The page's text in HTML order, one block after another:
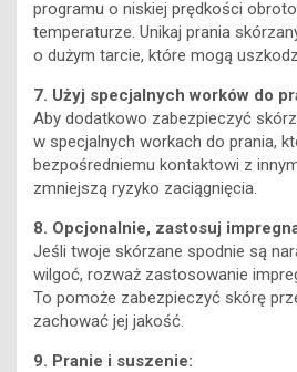
programu o niskiej prędkości
temperaturze. Unikaj prania
o dużym tarcie, które mogą
7. Użyj specjalnych worków do
Aby dodatkowo zabezpieczyć
w specjalnych workach do prania,
bezpośredniemu kontaktowi z
zmniejszą ryzyko zaciągnięcia.
8. Opcjonalnie, zastosuj
Jeśli twoje skórzane spodnie są
wilgoć, rozważ zastosowanie
To pomoże zabezpieczyć skórę
zachować jej jakość.
9. Pranie i suszenie: